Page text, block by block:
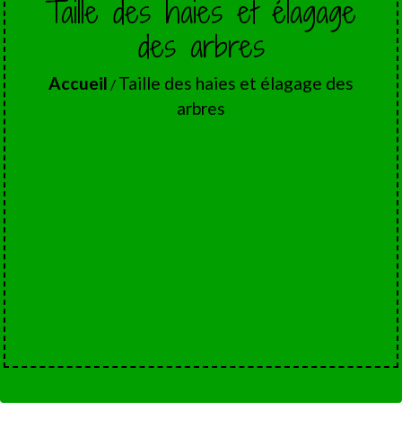
Taille des haies et élagage
des arbres
Accueil / Taille des haies et élagage des
arbres